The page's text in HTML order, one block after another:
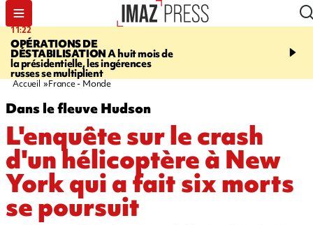
11:22
OPÉRATIONS DE
DÉSTABILISATIONA huit mois de
la présidentielle, les ingérences
russes se multiplient
14:51
Rivière triple champion
Accueil France - Monde
Dans le fleuve Hudson
L'enquête sur le crash
d'un hélicoptère à New
York qui a fait six morts
se poursuit